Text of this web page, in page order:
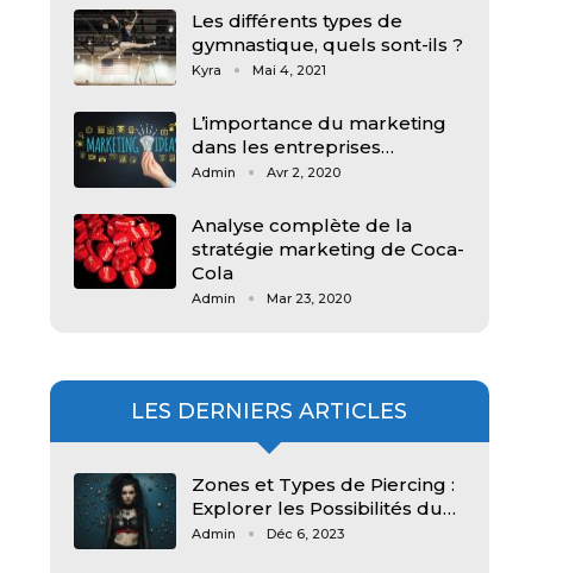
Les différents types de
gymnastique, quels sont-ils ?
Kyra Mai 4, 2021
L’importance du marketing
dans les entreprises…
Admin Avr 2, 2020
Analyse complète de la
stratégie marketing de Coca-
Cola
Admin Mar 23, 2020
LES DERNIERS ARTICLES
Zones et Types de Piercing :
Explorer les Possibilités du…
Admin Déc 6, 2023